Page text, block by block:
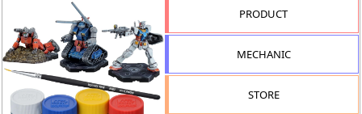
状
況
PRODUCT
MECHANIC
STORE